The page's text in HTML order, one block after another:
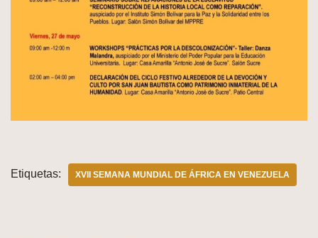
Etiquetas: XVII SEMANA MUNDIAL DE ÁFRICA EN VENEZUELA